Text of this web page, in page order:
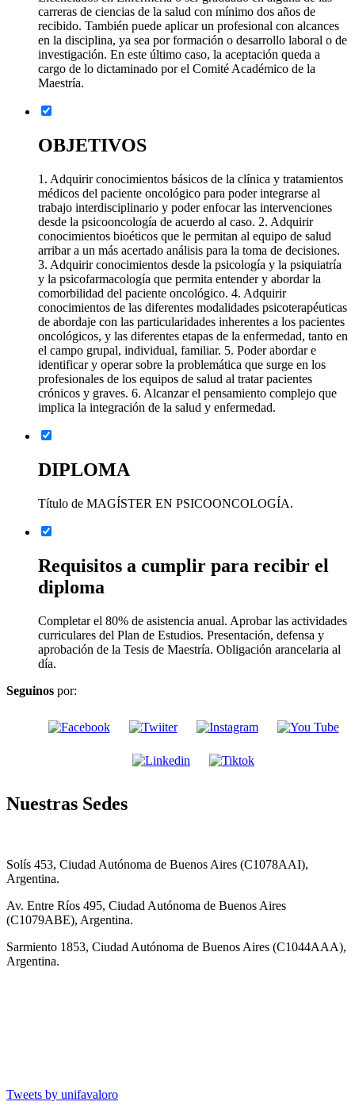
carreras de ciencias de la salud con mínimo dos años de
recibido. También puede aplicar un profesional con alcances
en la disciplina, ya sea por formación o desarrollo laboral o de
investigación. En este último caso, la aceptación queda a
cargo de lo dictaminado por el Comité Académico de la
Maestría.
OBJETIVOS
1. Adquirir conocimientos básicos de la clínica y tratamientos
médicos del paciente oncológico para poder integrarse al
trabajo interdisciplinario y poder enfocar las intervenciones
desde la psicooncología de acuerdo al caso. 2. Adquirir
conocimientos bioéticos que le permitan al equipo de salud
arribar a un más acertado análisis para la toma de decisiones.
3. Adquirir conocimientos desde la psicología y la psiquiatría
y la psicofarmacología que permita entender y abordar la
comorbilidad del paciente oncológico. 4. Adquirir
conocimientos de las diferentes modalidades psicoterapéuticas
de abordaje con las particularidades inherentes a los pacientes
oncológicos, y las diferentes etapas de la enfermedad, tanto en
el campo grupal, individual, familiar. 5. Poder abordar e
identificar y operar sobre la problemática que surge en los
profesionales de los equipos de salud al tratar pacientes
crónicos y graves. 6. Alcanzar el pensamiento complejo que
implica la integración de la salud y enfermedad.
DIPLOMA
Título de MAGÍSTER EN PSICOONCOLOGÍA.
Requisitos a cumplir para recibir el
diploma
Completar el 80% de asistencia anual. Aprobar las actividades
curriculares del Plan de Estudios. Presentación, defensa y
aprobación de la Tesis de Maestría. Obligación arancelaria al
día.
Seguinos por:
Nuestras Sedes
Solís 453, Ciudad Autónoma de Buenos Aires (C1078AAI),
Argentina.
Av. Entre Ríos 495, Ciudad Autónoma de Buenos Aires
(C1079ABE), Argentina.
Sarmiento 1853, Ciudad Autónoma de Buenos Aires (C1044AAA),
Argentina.